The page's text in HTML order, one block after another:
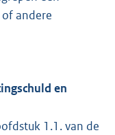
andere
en
1.1. van de